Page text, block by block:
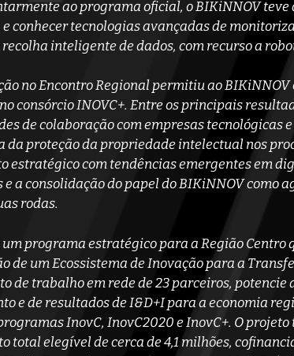
ao programa oficial, o BIKiNNOV
conhecer tecnologias avançadas de
inteligente de dados, com recurso a
no Encontro Regional permitiu ao
consórcio INOVC+. Entre os principais
de colaboração com empresas tecnológicas
da proteção da propriedade intelectual nos
estratégico com tendências emergentes em
a consolidação do papel do BIKiNNOV como
rodas.
um programa estratégico para a Região
de um Ecossistema de Inovação para a
de trabalho em rede de 23 parceiros,
e de resultados de I&D+I para a economia
InovC, InovC2020 e InovC+. O projeto
total elegível de cerca de 4,1 milhões,